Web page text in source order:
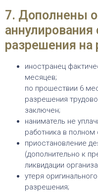
7. Дополнены
аннулирования
разрешения на
иностранец
месяцев;
по прошествии 6
разрешения
заключен;
наниматель не
работника в
приостановление
(дополнительно к
ликвидации
утеря
разрешения;